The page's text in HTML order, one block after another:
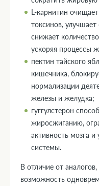
L-карнитин
токсинов,
снижает
ускоряя процессы
пектин тайского
кишечника,
нормализации
железы и желудка;
гуггулстерон
жиросжиганию,
активность мозга
системы.
В отличие от
возможность